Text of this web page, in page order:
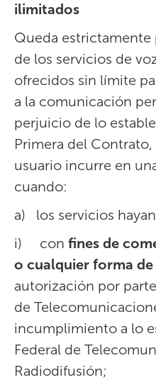
ilimitados
Queda
de los servicios de
ofrecidos sin límite
a la comunicación
perjuicio de lo
Primera del
usuario incurre en
cuando:
a) los servicios
i) con fines de
o cualquier forma
autorización por
de
incumplimiento a lo
Federal de
Radiodifusión;